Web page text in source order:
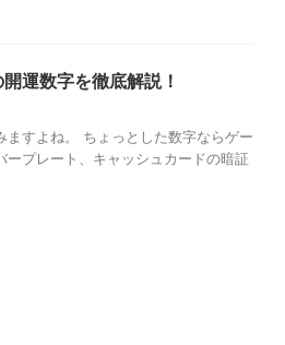
運数字を徹底解説！
すよね。 ちょっとした数字ならゲー
ープレート、キャッシュカードの暗証